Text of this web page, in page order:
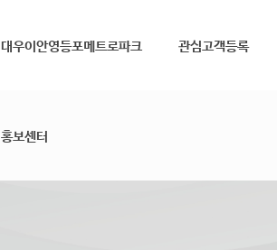
대우이안영등포메트로파크 관심고객등록
홍보센터